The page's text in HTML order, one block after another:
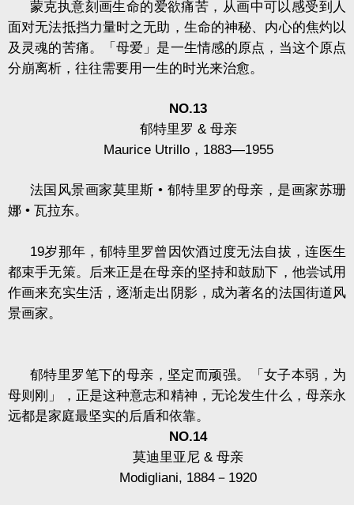
蒙克执意刻画生命的爱欲痛苦，从画中可以感受到人
面对无法抵挡力量时之无助，生命的神秘、内心的焦灼以
及灵魂的苦痛。「母爱」是一生情感的原点，当这个原点
分崩离析，往往需要用一生的时光来治愈。
NO.13
郁特里罗 & 母亲
Maurice Utrillo， 1883—1955
法国风景画家莫里斯 • 郁特里罗的母亲，是画家苏珊
娜 • 瓦拉东。
19岁那年，郁特里罗曾因饮酒过度无法自拔，连医生
都束手无策。后来正是在母亲的坚持和鼓励下，他尝试用
作画来充实生活，逐渐走出阴影，成为著名的法国街道风
景画家。
郁特里罗笔下的母亲，坚定而顽强。「女子本弱，为
母则刚」，正是这种意志和精神，无论发生什么，母亲永
远都是家庭最坚实的后盾和依靠。
NO.14
莫迪里亚尼 & 母亲
Modigliani, 1884 － 1920